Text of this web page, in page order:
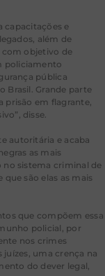
capacitações e
além de
com objetivo de
policiamento
pública
Brasil. Grande parte
prisão em flagrante,
disse.
autoritária e acaba
as mais
no sistema criminal de
são elas as mais
que compõem essa
policial, por
nos crimes
uma crença na
do dever legal,